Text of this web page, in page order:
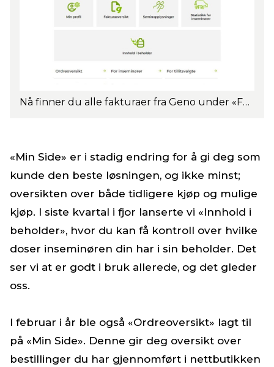
Nå finner du alle fakturaer fra Geno under «Fakturaoversikt» på «Min side».
«Min Side» er i stadig endring for å gi deg som
kunde den beste løsningen, og ikke minst;
oversikten over både tidligere kjøp og mulige
kjøp. I siste kvartal i fjor lanserte vi «Innhold i
beholder», hvor du kan få kontroll over hvilke
doser inseminøren din har i sin beholder. Det
ser vi at er godt i bruk allerede, og det gleder
oss.
I februar i år ble også «Ordreoversikt» lagt til
på «Min Side». Denne gir deg oversikt over
bestillinger du har gjennomført i nettbutikken